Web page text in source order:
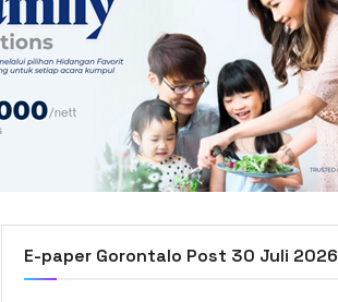
E-paper Gorontalo Post 30 Juli 2026